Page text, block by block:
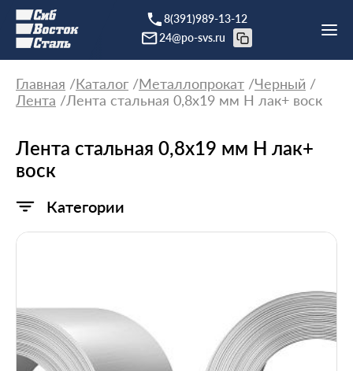
8(391)989-13-12
24@po-svs.ru
Главная Каталог Металлопрокат
Черный
Лента
Лента стальная 0,8х19 мм Н лак+ воск
Лента стальная 0,8х19 мм Н лак+
воск
Категории